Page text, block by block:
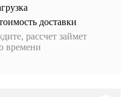
доставки
рассчет займет
времени